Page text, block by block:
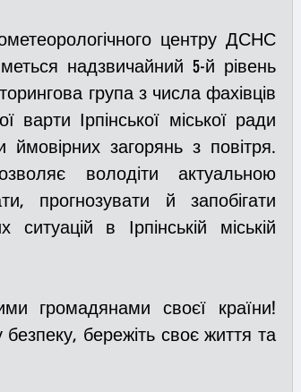
ДФТГ
центру ДСНС
надзвичайний 5-й рівень
група з числа фахівців
варти Ірпінської міської ради
загорянь з повітря.
володіти актуальною
прогнозувати й запобігати
в Ірпінській міській
громадянами своєї країни!
бережіть своє життя та